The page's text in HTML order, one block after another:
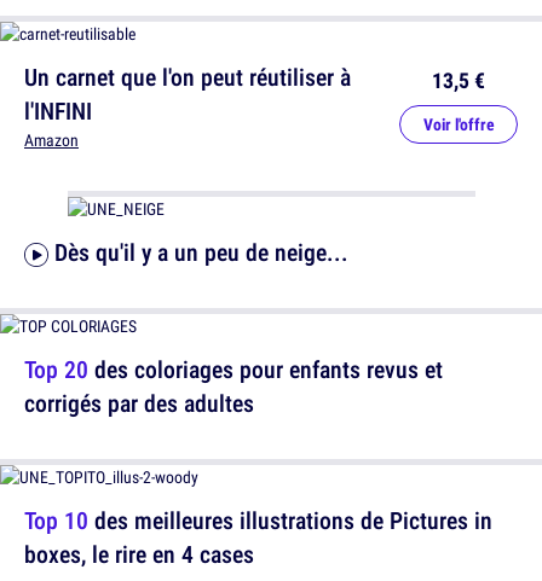
Un carnet que l'on peut réutiliser à
l'INFINI
Amazon
13,5 €
Voir l'offre
Top 20 des coloriages pour enfants revus et
corrigés par des adultes
Top 10 des meilleures illustrations de Pictures in
boxes, le rire en 4 cases
Dès qu'il y a un peu de neige...